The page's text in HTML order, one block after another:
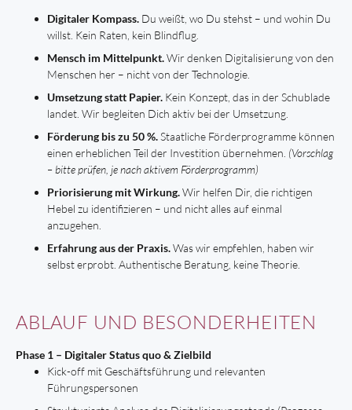
Digitaler Kompass. Du weißt, wo Du stehst – und wohin Du
willst. Kein Raten, kein Blindflug.
Mensch im Mittelpunkt.Wir denken Digitalisierung von den
Menschen her – nicht von der Technologie.
Umsetzung statt Papier. Kein Konzept, das in der Schublade
landet. Wir begleiten Dich aktiv bei der Umsetzung.
Förderung bis zu 50 %.Staatliche Förderprogramme können
einen erheblichen Teil der Investition übernehmen. (Vorschlag
– bitte prüfen, je nach aktivem Förderprogramm)
Priorisierung mit Wirkung.Wir helfen Dir, die richtigen
Hebel zu identifizieren – und nicht alles auf einmal
anzugehen.
Erfahrung aus der Praxis.Was wir empfehlen, haben wir
selbst erprobt. Authentische Beratung, keine Theorie.
ABLAUF UND BESONDERHEITEN
Phase 1 – Digitaler Status quo & Zielbild
Kick-off mit Geschäftsführung und relevanten
Führungspersonen